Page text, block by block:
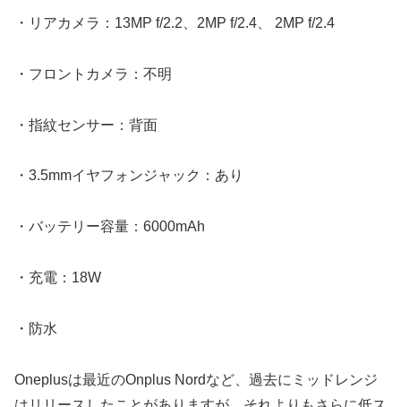
・リアカメラ：13MP f/2.2、2MP f/2.4、 2MP f/2.4
・フロントカメラ：不明
・指紋センサー：背面
・3.5mmイヤフォンジャック：あり
・バッテリー容量：6000mAh
・充電：18W
・防水
Oneplusは最近のOnplus Nordなど、過去にミッドレンジ